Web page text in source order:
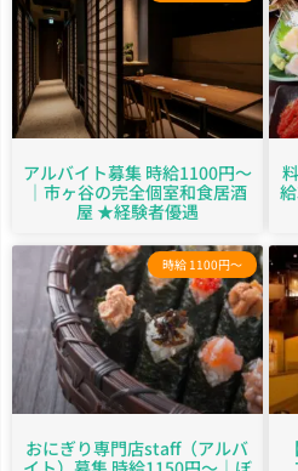
アルバイト募集 時給1100円〜
｜市ヶ谷の完全個室和食居酒
屋 ★経験者優遇
時給 1100円～
おにぎり専門店staff（アルバ